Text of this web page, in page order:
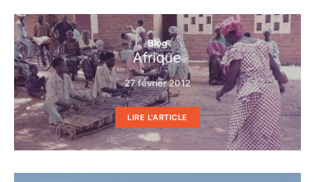
Blog
Afrique
27 février 2012
LIRE L'ARTICLE